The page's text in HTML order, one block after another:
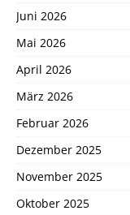
Juni 2026
Mai 2026
April 2026
März 2026
Februar 2026
Dezember 2025
November 2025
Oktober 2025